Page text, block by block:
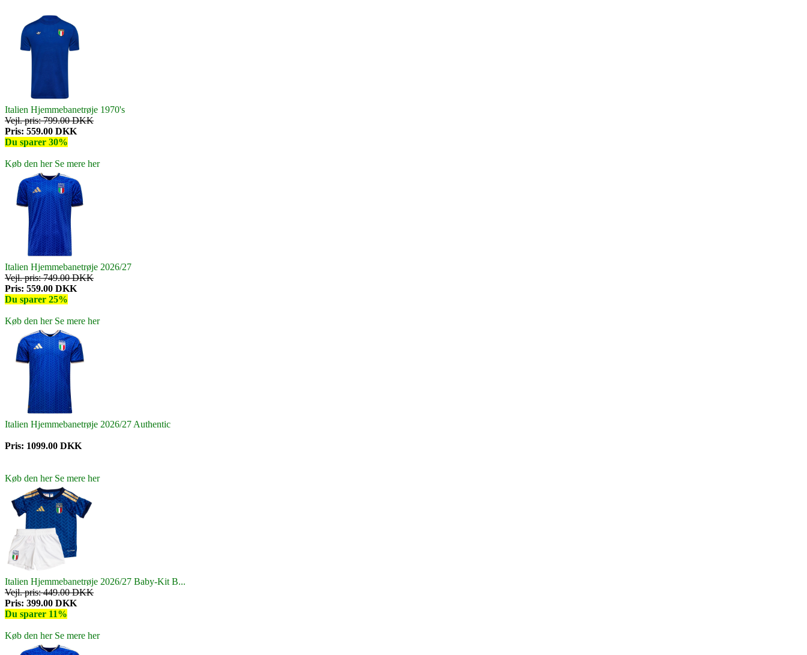
Italien Hjemmebanetrøje 1970's
Vejl. pris: 799.00 DKK
Pris: 559.00 DKK
Du sparer 30%
Køb den herSe mere her
Italien Hjemmebanetrøje 2026/27
Vejl. pris: 749.00 DKK
Pris: 559.00 DKK
Du sparer 25%
Køb den herSe mere her
Italien Hjemmebanetrøje 2026/27 Authentic
Pris: 1099.00 DKK
Køb den herSe mere her
Italien Hjemmebanetrøje 2026/27 Baby-Kit B...
Vejl. pris: 449.00 DKK
Pris: 399.00 DKK
Du sparer 11%
Køb den herSe mere her